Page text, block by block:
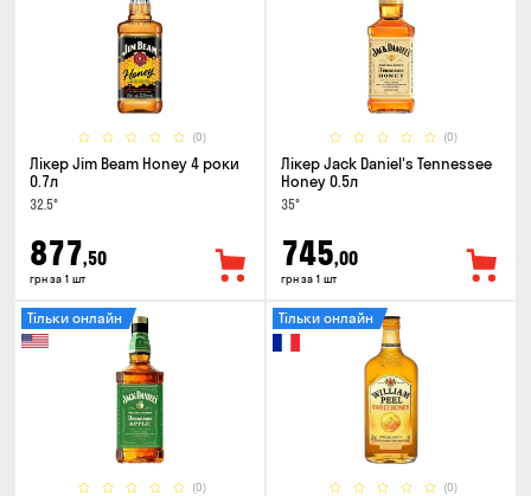
(0)
Лікер Jim Beam Honey 4 роки
0.7л
32.5°
877,50
грн за 1 шт
(0)
Лікер Jack Daniel's Tennessee
Honey 0.5л
35°
745,00
грн за 1 шт
(0)
Тільки онлайн
(0)
Тільки онлайн